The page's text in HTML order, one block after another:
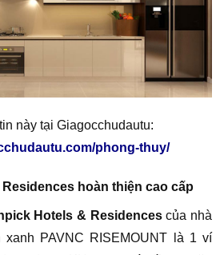
này tại Giagocchudautu:
phong-thuy/
hoàn thiện cao cấp
Hotels & Residencescủa nhà
xanh PAVNC RISEMOUNT là 1 ví